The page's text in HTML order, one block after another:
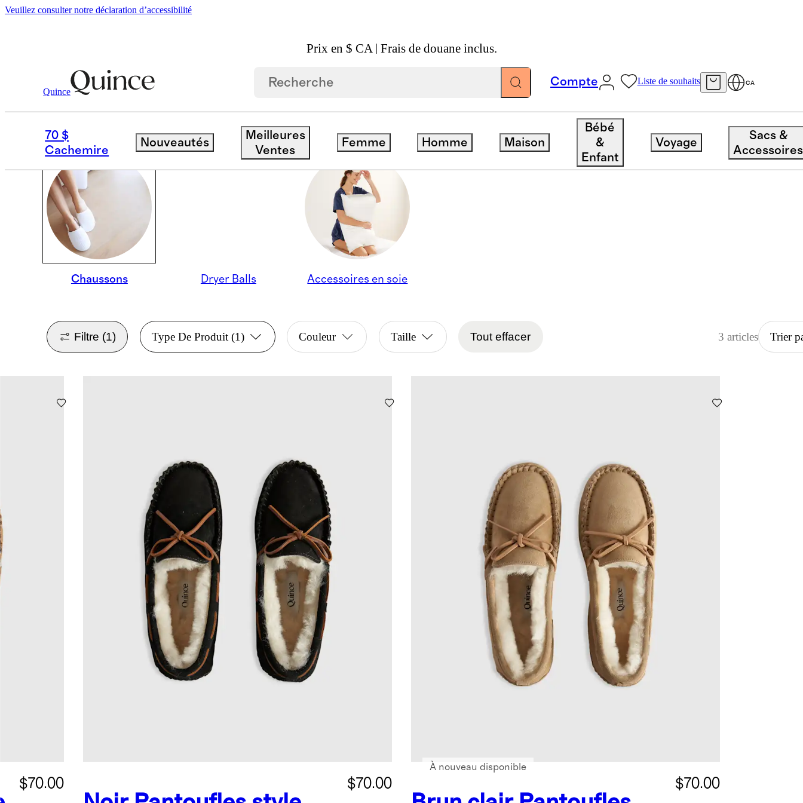
Veuillez consulter notre déclaration d’accessibilité
Prix en $ CA | Frais de douane inclus.
Quince
Compte Liste de souhaits CA
70 $
Cachemire
Nouveautés
Meilleures
Ventes
Femme Homme Maison
Bébé
&
Enfant
Voyage
Sacs &
Accessoires
Accueil / Accessories
CHAUSSONS
Chaussons Dryer Balls Accessoires en soie
Filtre (1) Type De Produit(1) Couleur Taille Tout effacer 3 articles Trier
$70.00 $70.00 $70.00
À nouveau disponible